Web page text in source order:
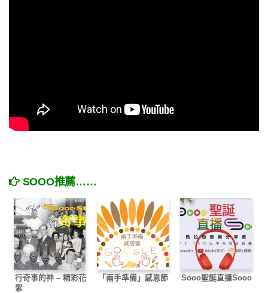
SOOO推薦……
行奇事的神 – 精彩花
絮
「兩手準備」感恩節 Sooo聖誕直播Sooo